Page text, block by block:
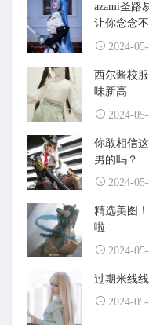
azami圣路
让你念念
2024-
西尔酱校
味新高
2024-
你敢相信
男的吗？
2024-
精选美图
啦
2024-
过期米线
2024-